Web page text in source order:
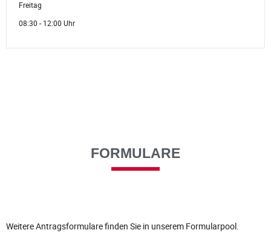
Freitag
08:30 - 12:00 Uhr
FORMULARE
Weitere Antragsformulare finden Sie in unserem Formularpool.